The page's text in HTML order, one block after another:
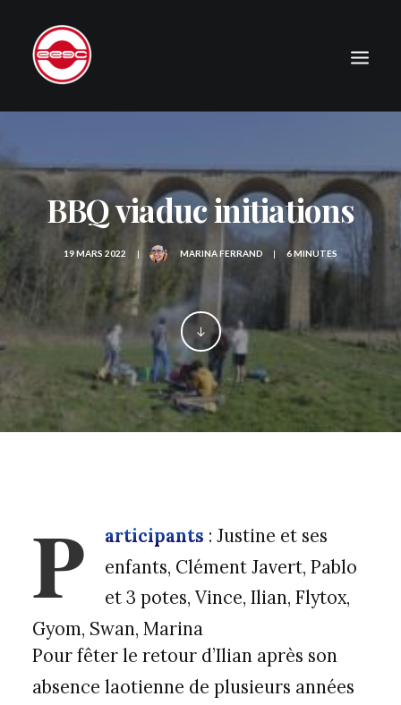
EXPÉDITIONS
JOURNAL
PHOTOGRAPHIE
PUBLICATIONS
CONTACT
BBQ viaduc initiations
19 MARS 2022 | MARINA FERRAND | 6 MINUTES
P articipants : Justine et ses
enfants, Clément Javert, Pablo
et 3 potes, Vince, Ilian, Flytox,
Gyom, Swan, Marina
Pour fêter le retour d’Ilian après son
absence laotienne de plusieurs années